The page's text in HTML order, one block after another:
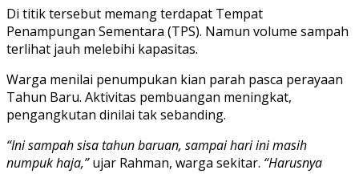
Di titik tersebut memang terdapat Tempat
Penampungan Sementara (TPS). Namun volume sampah
terlihat jauh melebihi kapasitas.
Warga menilai penumpukan kian parah pasca perayaan
Tahun Baru. Aktivitas pembuangan meningkat,
pengangkutan dinilai tak sebanding.
“Ini sampah sisa tahun baruan, sampai hari ini masih
numpuk haja,”ujar Rahman, warga sekitar. “Harusnya